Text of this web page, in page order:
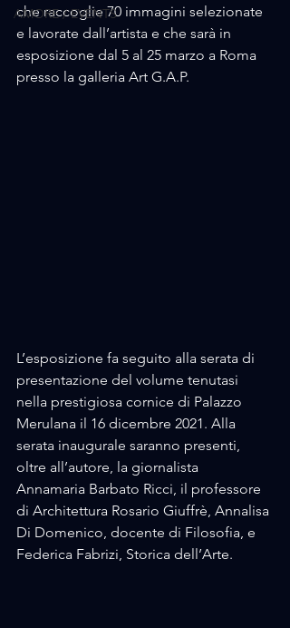
AMORE / EVENTS
che raccoglie 70 immagini selezionate
e lavorate dall’artista e che sarà in
esposizione dal 5 al 25 marzo a Roma
presso la galleria Art G.A.P.
L’esposizione fa seguito alla serata di
presentazione del volume tenutasi
nella prestigiosa cornice di Palazzo
Merulana il 16 dicembre 2021. Alla
serata inaugurale saranno presenti,
oltre all’autore, la giornalista
Annamaria Barbato Ricci, il professore
di Architettura Rosario Giuffrè, Annalisa
Di Domenico, docente di Filosofia, e
Federica Fabrizi, Storica dell’Arte.